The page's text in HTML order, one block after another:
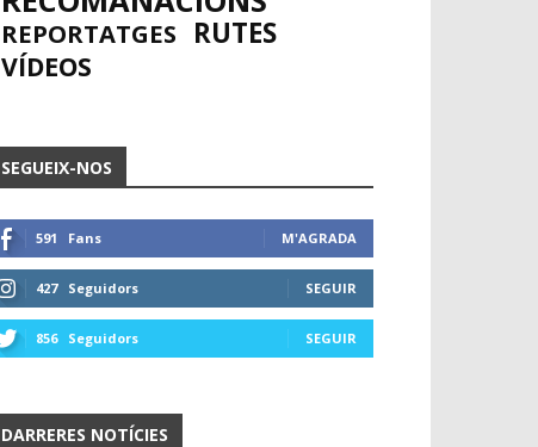
REPORTATGES RUTES
VÍDEOS
SEGUEIX-NOS
591 Fans M'AGRADA
427 Seguidors SEGUIR
856 Seguidors SEGUIR
DARRERES NOTÍCIES